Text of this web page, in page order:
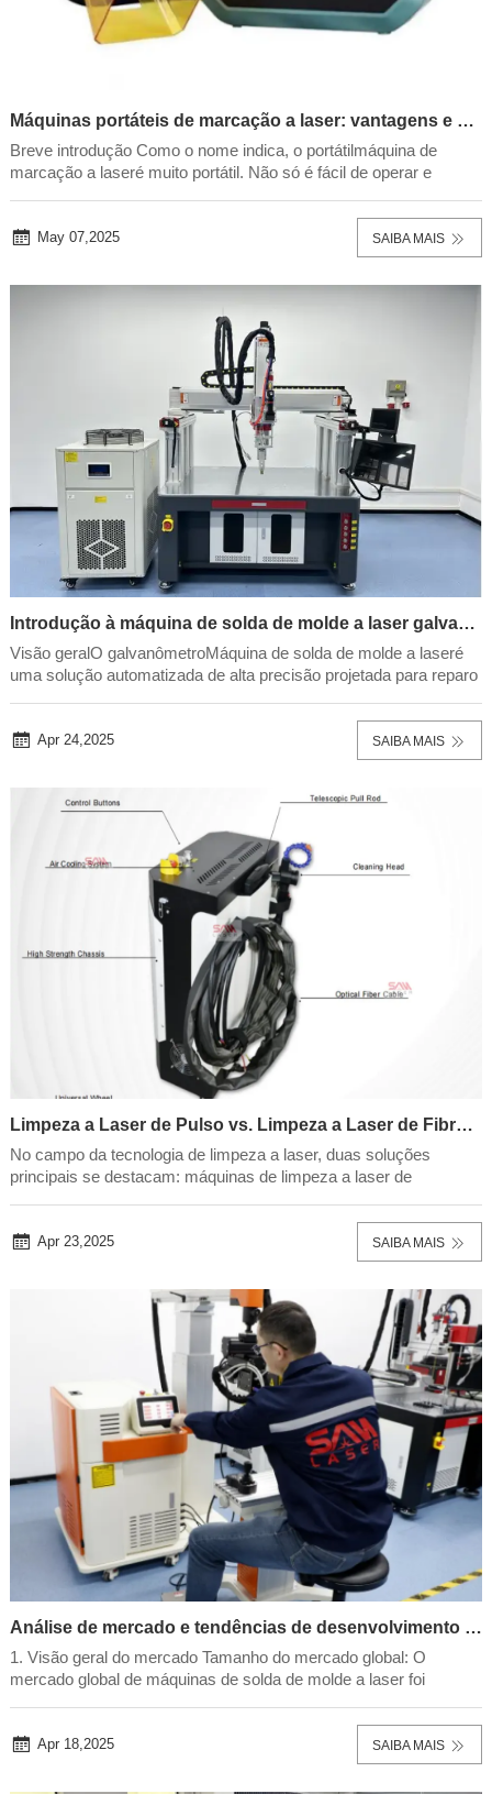
Máquinas portáteis de marcação a laser: vantagens e desvantagens!
Breve introdução Como o nome indica, o portátilmáquina de
marcação a laseré muito portátil. Não só é fácil de operar e
pequeno. Pode ser transportado em um pequeno carrinho ou no
porta-malas de um carro. Embora a m...
May 07,2025 SAIBA MAIS
Introdução à máquina de solda de molde a laser galvanômetro!
Visão geralO galvanômetroMáquina de solda de molde a laseré
uma solução automatizada de alta precisão projetada para reparo
Utilizando tecnologia avançada de varredura de galvanômetro e
fontes de laser de fibra, garante...
Apr 24,2025 SAIBA MAIS
Limpeza a Laser de Pulso vs. Limpeza a Laser de Fibra: Diferenças e Recomendações
No campo da tecnologia de limpeza a laser, duas soluções
principais se destacam: máquinas de limpeza a laser de
tecnologias oferecem limpeza eficaz para várias aplicações
industriais, mas suas diferenças as tornam ad...
Apr 23,2025 SAIBA MAIS
Análise de mercado e tendências de desenvolvimento de máquinas de solda de moldes a laser (a partir de 2024-2025)
1. Visão geral do mercado Tamanho do mercado global: O
mercado global de máquinas de solda de molde a laser foi
CAGR projetado de 7,5% (2025-2030), impulsionado pela
demanda dos setores automotivo, aeroespacial e de manu...
Apr 18,2025 SAIBA MAIS